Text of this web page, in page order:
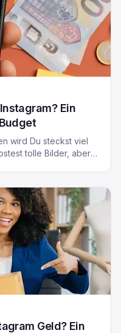
Ein
wird Du steckst viel
tolle Bilder, aber
zu schalten, um
dann kommt sofort
Geld? Ein